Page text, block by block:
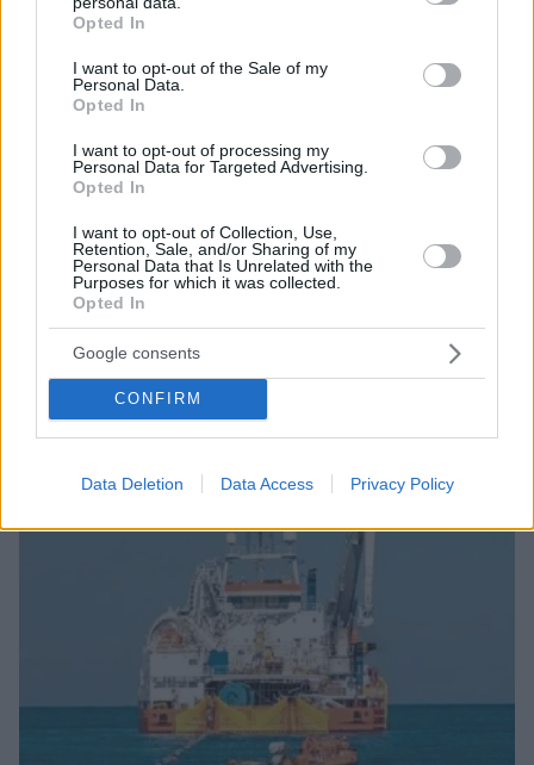
grant or deny consent to Google and its third-party tags to
use your data for below specified purposes in below Google
consent section.
Opted In
I want to opt-out of the Sale of my
Personal Data.
Opted In
I want to opt-out of processing my
Personal Data for Targeted Advertising.
Opted In
I want to opt-out of Collection, Use,
Retention, Sale, and/or Sharing of my
Personal Data that Is Unrelated with the
Purposes for which it was collected.
Opted In
Google consents
CONFIRM
Data Deletion Data Access Privacy Policy
Loaded
100.00%
Η Πολιτική Αεροπορία διαπίστωσε κενό στον νόμο
όταν ένας... απίθανος τύπος προσγείωσε το
ελικόπτερό του στο Σαρακήνικο με εκατοντάδες
λουόμενους - Παρέμβαση Εισαγγελέα
09.08.2026, 14:15